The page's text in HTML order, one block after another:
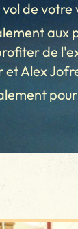
de
aux
de
et Alex